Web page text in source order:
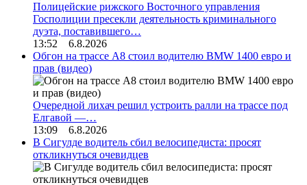
Полицейские рижского Восточного управления
Госполиции пресекли деятельность криминального
дуэта, поставившего…
13:52 6.8.2026
Обгон на трассе А8 стоил водителю BMW 1400 евро и
прав (видео)
Очередной лихач решил устроить ралли на трассе под
Елгавой —…
13:09 6.8.2026
В Сигулде водитель сбил велосипедиста: просят
откликнуться очевидцев